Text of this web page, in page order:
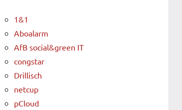
1&1
Aboalarm
AfB social&green IT
congstar
Drillisch
netcup
pCloud